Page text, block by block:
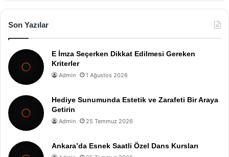
Son Yazılar
E İmza Seçerken Dikkat Edilmesi Gereken
Kriterler
Admin 1 Ağustos 2026
Hediye Sunumunda Estetik ve Zarafeti Bir Araya
Getirin
Admin 25 Temmuz 2026
Ankara’da Esnek Saatli Özel Dans Kursları